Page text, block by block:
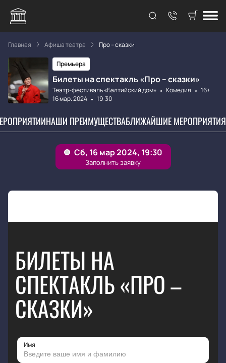
Главная Афиша театра Про – сказки
Премьера
Билеты на спектакль «Про – сказки»
Театр-фестиваль «Балтийский дом» Комедия
16+
16 мар. 2024
19:30
НАШИ ПРЕИМУЩЕСТВАБЛИЖАЙШИЕ МЕРОПРИЯТИЯ
БИЛЕТЫ НА
СПЕКТАКЛЬ «ПРО –
СКАЗКИ»
Имя